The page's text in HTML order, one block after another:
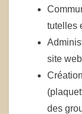
tutelles
site web
des